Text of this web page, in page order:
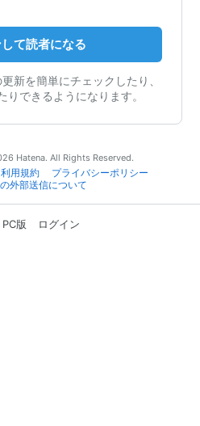
て読者になる
新を簡単にチェックしたり、
りできるようになります。
Hatena. All Rights Reserved.
利用規約
プライバシーポリシー
外部送信について
PC版 ログイン